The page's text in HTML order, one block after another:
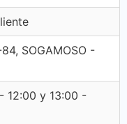
SOGAMOSO -
12:00 y 13:00 -